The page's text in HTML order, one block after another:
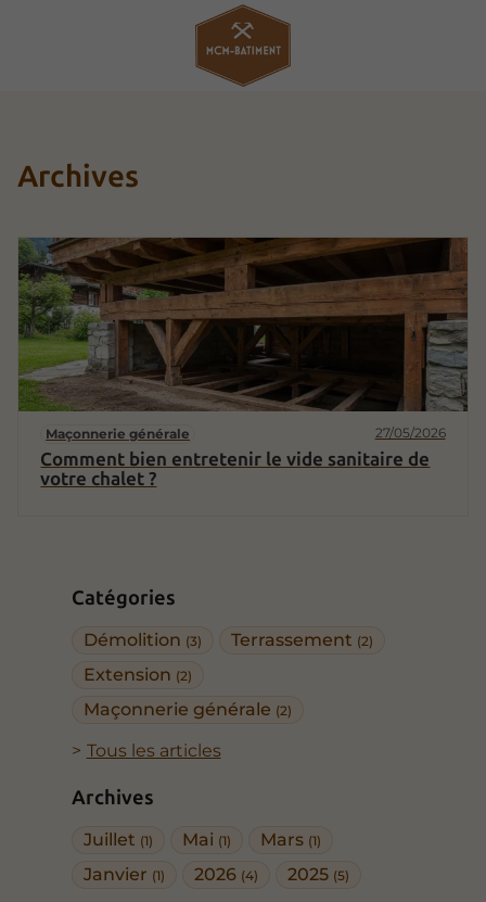
Catégories
Démolition (3) Terrassement (2)
Extension (2)
Maçonnerie générale (2)
Tous les articles
Archives
Juillet (1) Mai (1) Mars (1)
Janvier (1) 2026 (4) 2025 (5)
Archives
Maçonnerie générale 27/05/2026
Comment bien entretenir le vide sanitaire de
votre chalet ?